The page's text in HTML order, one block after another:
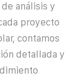
análisis y
proyecto
contamos
detallada y